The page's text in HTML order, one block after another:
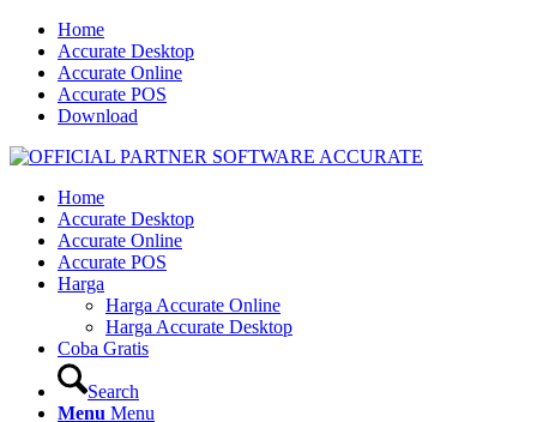
Home
Accurate Desktop
Accurate Online
Accurate POS
Download
Home
Accurate Desktop
Accurate Online
Accurate POS
Harga
Harga Accurate Online
Harga Accurate Desktop
Coba Gratis
Search
Menu Menu